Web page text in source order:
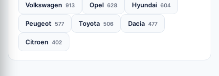
Volkswagen 913 Opel 628 Hyundai 604
Peugeot 577 Toyota 506 Dacia 477
Citroen 402